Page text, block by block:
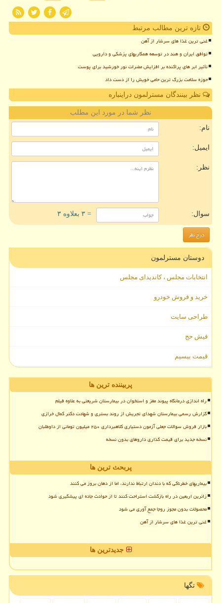
تازه ترین مطالب مرتبط
غنی ترین غذا های سرشار از آهن
توافق ایران و هند در توسعه همکاریهای پزشکی و دارویی
تأثیر ابر های پراکنده بر افزایش مضرات نور خورشید برای پوست
حوزه سلامت بزرگ ترین حامی خویش را از دست داد
نظر بینندگان مسترلمون دراینباره
نظر شما در مورد این مطلب
نام:
ایمیل:
نظر:
سوال: = ۳ بعلاوه ۳
دوستان مسترلمون
انتخابات مجلس ، کاندیدای مجلس
خرید و فروش خودرو
طراحی سایت
فیش حج
قیمت بیسیم
پربیننده ترین ها
راه اندازی درمانگاه پیوند مغز و استخوان در بیمارستان شریعتی به علاوه فیلم
گزارش رسمی بیمارستان شهدای تجریش از روند بستری و شهادت دکتر کمال خرازی
بازار فروش سوالات جعلی آزمون دستیاری کلاهبرداری ۲۵۰ میلیون تومانی از داوطلبان
نسخه جدید برای قیمت گذاری داروهای بدون نسخه
پربحث ترین ها
بیماریهای خطرناکی که با دندان ارتباط ندارند، اما از دهان بروز می کنند
زائرین اربعین در راه بازگشت استراحت کنند تا از حوادث جاده ای پیشگیری شود
محصولات بدون مجوز روجا جمع آوری می شود
غنی ترین غذا های سرشار از آهن
جدیدترین ها
تگها